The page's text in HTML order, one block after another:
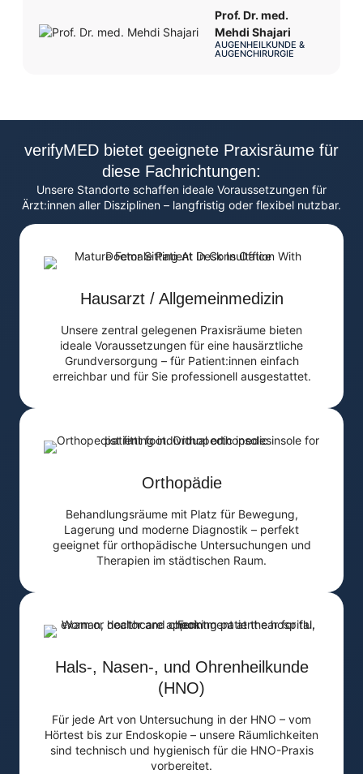
Prof. Dr. med.
Mehdi Shajari
AUGENHEILKUNDE &
AUGENCHIRURGIE
verifyMED bietet geeignete Praxisräume für
diese Fachrichtungen:
Unsere Standorte schaffen ideale Voraussetzungen für
Ärzt:innen aller Disziplinen – langfristig oder flexibel nutzbar.
Hausarzt / Allgemeinmedizin
Unsere zentral gelegenen Praxisräume bieten
ideale Voraussetzungen für eine hausärztliche
Grundversorgung – für Patient:innen einfach
erreichbar und für Sie professionell ausgestattet.
Orthopädie
Behandlungsräume mit Platz für Bewegung,
Lagerung und moderne Diagnostik – perfekt
geeignet für orthopädische Untersuchungen und
Therapien im städtischen Raum.
Hals-, Nasen-, und Ohrenheilkunde
(HNO)
Für jede Art von Untersuchung in der HNO – vom
Hörtest bis zur Endoskopie – unsere Räumlichkeiten
sind technisch und hygienisch für die HNO-Praxis
vorbereitet.